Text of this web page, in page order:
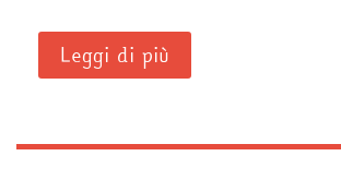
Leggi di più